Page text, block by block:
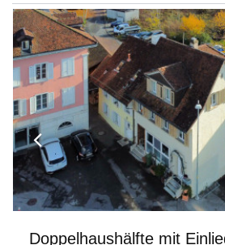
Doppelhaushälfte mit